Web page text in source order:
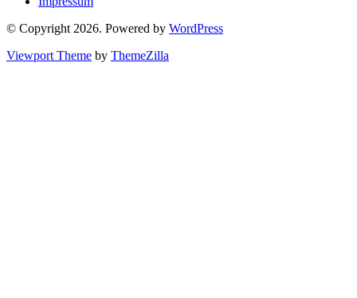
© Copyright 2026. Powered by WordPress
Viewport Theme by ThemeZilla